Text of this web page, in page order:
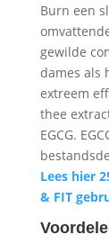
Burn een
gewilde
dames als
extreem
thee
EGCG.
Lees hier
& FIT